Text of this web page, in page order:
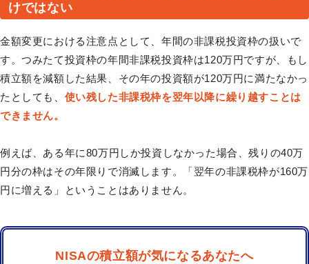
けではない
金額変更における注意点として、年間の非課税投資枠の扱いで
す。つみたて投資枠の年間非課税投資枠は120万円ですが、もし
積立額を減額した結果、その年の投資額が120万円に満たなかっ
たとしても、 使い残した非課税枠を翌年以降に繰り越すことは
できません。
例えば、ある年に80万円しか投資しなかった場合、残りの40万
円分の枠はその年限りで消滅します。「翌年の非課税枠が160万
円に増える」ということはありません。
NISAの積立額が気になるあなたへ